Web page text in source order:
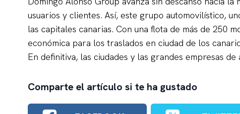
usuarios y clientes. Así, este grupo automovilístico,
las capitales canarias. Con una flota de más de 250
económica para los traslados en ciudad de los
En definitiva, las ciudades y las grandes empresas
Comparte el artículo si te ha gustado